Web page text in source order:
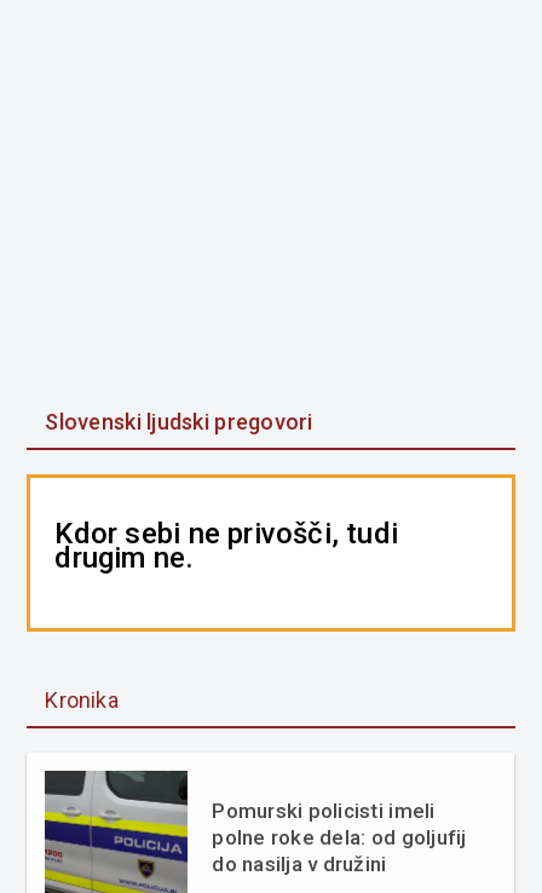
Slovenski ljudski pregovori
Kdor sebi ne privošči, tudi
drugim ne.
Kronika
Pomurski policisti imeli
polne roke dela: od goljufij
do nasilja v družini